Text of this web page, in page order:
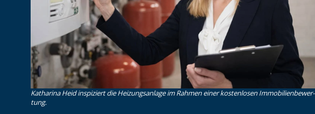
Katharina Heid inspiziert die Heizungsanlage im Rahmen einer kostenlosen Im­mo­bi­li­en­be­wer­
tung.